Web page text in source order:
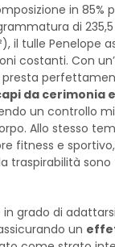
in 85%
di
il tulle Penelope
costanti. Con
da cerimonia
un controllo
Allo stesso
fitness e
traspirabilità
in grado di
un